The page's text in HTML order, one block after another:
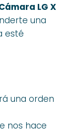
LG X
una
esté
una orden
nos hace